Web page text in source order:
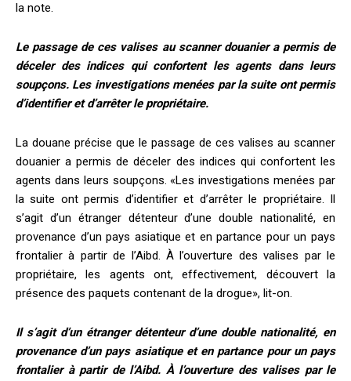
la note.
Le passage de ces valises au scanner douanier a permis de
déceler des indices qui confortent les agents dans leurs
soupçons. Les investigations menées par la suite ont permis
d’identifier et d’arrêter le propriétaire.
La douane précise que le passage de ces valises au scanner
douanier a permis de déceler des indices qui confortent les
agents dans leurs soupçons. «Les investigations menées par
la suite ont permis d’identifier et d’arrêter le propriétaire. Il
s’agit d’un étranger détenteur d’une double nationalité, en
provenance d’un pays asiatique et en partance pour un pays
frontalier à partir de l’Aibd. À l’ouverture des valises par le
propriétaire, les agents ont, effectivement, découvert la
présence des paquets contenant de la drogue», lit-on.
Il s’agit d’un étranger détenteur d’une double nationalité, en
provenance d’un pays asiatique et en partance pour un pays
frontalier à partir de l’Aibd. À l’ouverture des valises par le